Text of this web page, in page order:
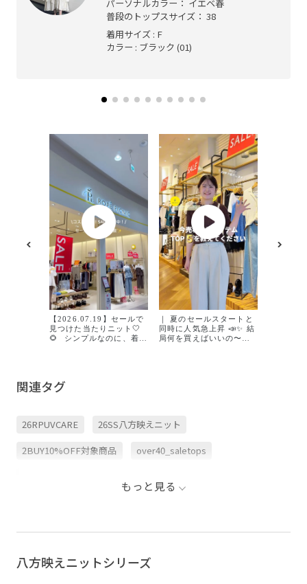
パーソナルカラー： イエベ春
普段のトップスサイズ： 38
着用サイズ : F
カラー : ブラック (01)
【2026.07.19】セールで
見つけた当たりニット🤍
🌻 ⁡ シンプルなのに、着る
そして今ならセール品
#ロペピクニック
｜ 夏のセールスタートと
同時に人気急上昇 📣✨ 結
局何を買えばいいの〜？
できるチャンスかも？！
jadorejunonline __ #ロ
関連タグ
26RPUVCARE 26SS八方映えニット
2BUY10%OFF対象商品 over40_saletops
お手入れしやすい きれいめ アクセサリー
イージーケア オフィス オフィスカジュアル
もっと見る
八方映えニットシリーズ